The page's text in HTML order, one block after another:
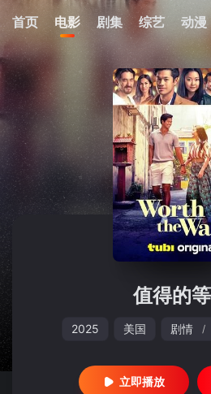
首页 电影 剧集 综艺 动漫
我的观影记录
暂无观看影片的记
值得的
2025 美国 剧情 /
立即播放